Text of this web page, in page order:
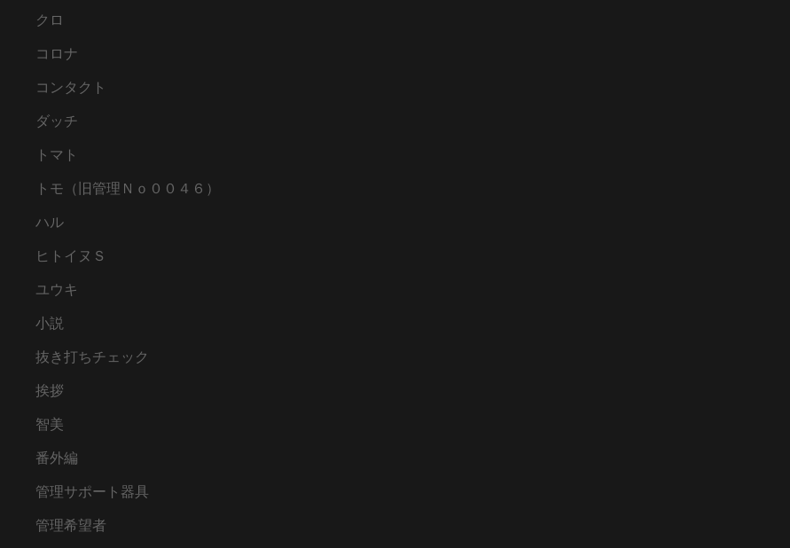
クロ
コロナ
コンタクト
ダッチ
トマト
トモ（旧管理Ｎｏ００４６）
ハル
ヒトイヌＳ
ユウキ
小説
抜き打ちチェック
挨拶
智美
番外編
管理サポート器具
管理希望者